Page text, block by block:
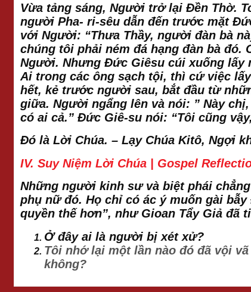
Vừa tảng sáng, Người trở lại Đền Thờ.
người Pha- ri-sêu dẫn đến trước mặt
với Người: “Thưa Thầy, người đàn bà
chúng tôi phải ném đá hạng đàn bà đó.
Người. Nhưng Đức Giêsu cúi xuống lấy
Ai trong các ông sạch tội, thì cứ việc
hết, kẻ trước người sau, bắt đầu từ
giữa. Người ngẩng lên và nói: ” Này
có ai cả.” Đức Giê-su nói: “Tôi cũng
Đó là Lời Chúa. – Lạy Chúa Kitô, Ngợi
IV. Suy Niệm Lời Chúa | Gospel
Những người kinh sư và biệt phái
phụ nữ đó. Họ chỉ có ác ý muốn gài
quyền thế hơn”, như Gioan Tẩy Giả đã
Ở đây ai là người bị xét xử?
Tôi nhớ lại một lần nào đó đã vội
không?